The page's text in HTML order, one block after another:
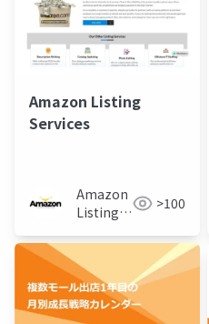
Amazon Listing
Services
Amazon
Listing
>100